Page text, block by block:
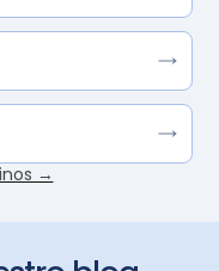
→